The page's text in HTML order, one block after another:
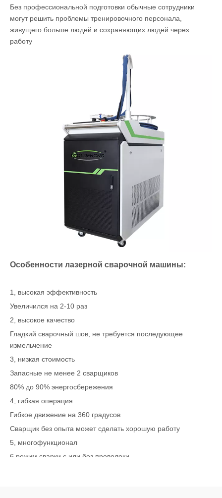
Без профессиональной подготовки обычные сотрудники
могут решить проблемы тренировочного персонала,
живущего больше людей и сохраняющих людей через
работу
Особенности лазерной сварочной машины:
1, высокая эффективность
Увеличился на 2-10 раз
2, высокое качество
Гладкий сварочный шов, не требуется последующее
измельчение
3, низкая стоимость
Запасные не менее 2 сварщиков
80% до 90% энергосбережения
4, гибкая операция
Гибкое движение на 360 градусов
Сварщик без опыта может сделать хорошую работу
5, многофункционал
6 режим сварки с или без проволоки